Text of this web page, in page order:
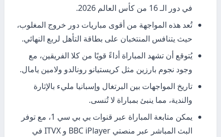
في دور الـ 16 من كأس العالم 2026.
تُعد هذه المواجهة من أقوى مباريات دور خروج المغلوب،
حيث يتنافس المنتخبان على بطاقة التأهل لربع النهائي.
يُتوقع أن تشهد المباراة أداءً قويًا من كلا الفريقين، مع
وجود نجوم بارزين مثل كريستيانو رونالدو ولامين يامال.
تاريخ المواجهات بين البرتغال وإسبانيا مليء بالإثارة
والندية، مما ينبئ بمباراة لا تُنسى.
يمكن متابعة المباراة عبر قنوات بي بي سي 1، مع توفر
البث المباشر عبر منصتي BBC iPlayer و ITVX في